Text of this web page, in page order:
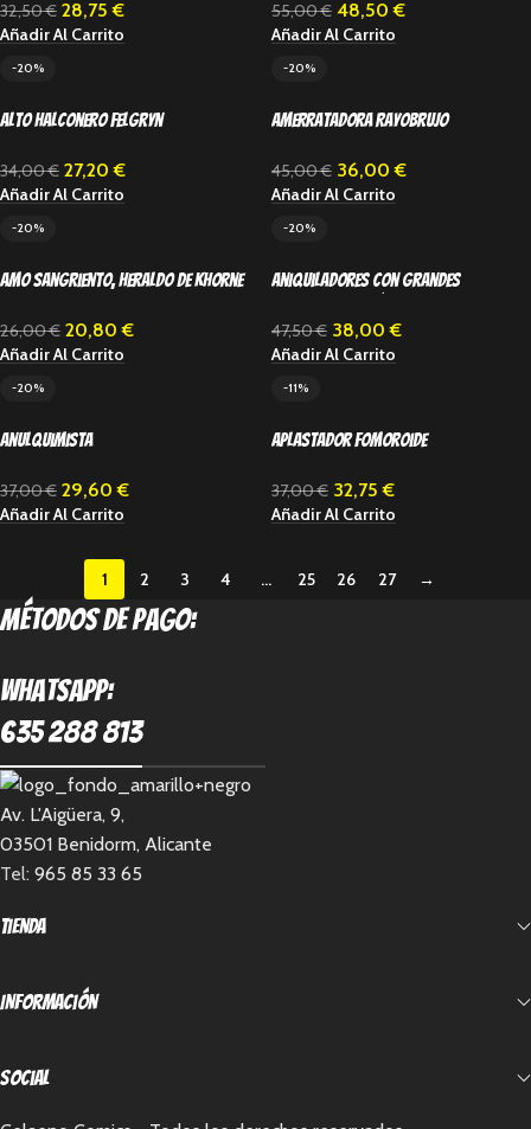
32,50€ 28,75€
Añadir Al Carrito
55,00€ 48,50€
Añadir Al Carrito
-20%
Alto Halconero Felgryn
34,00€ 27,20€
Añadir Al Carrito
-20%
Amerratadora Rayobrujo
45,00€ 36,00€
Añadir Al Carrito
-20%
Amo sangriento, Heraldo de Khorne
26,00€ 20,80€
Añadir Al Carrito
-20%
Aniquiladores con grandes
47,50€ 38,00€
Añadir Al Carrito
-20%
Anulquimista
37,00€ 29,60€
Añadir Al Carrito
-11%
Aplastador Fomoroide
37,00€ 32,75€
Añadir Al Carrito
1 2 3 4 … 25 26 27 →
métodos de pago:
Whatsapp:
635 288 813
Av. L'Aigüera, 9,
03501 Benidorm, Alicante
Tel: 965 85 33 65
Tienda
Información
Social